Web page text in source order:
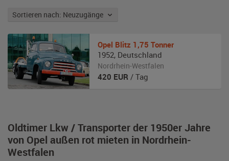
Sortieren nach: Neuzugänge
Oldtimer Lkw / Transporter der 1950er Jahre
von Opel außen rot mieten in Nordrhein-
Westfalen
Opel Blitz 1,75 Tonner
1952, Deutschland
Nordrhein-Westfalen
420 EUR / Tag